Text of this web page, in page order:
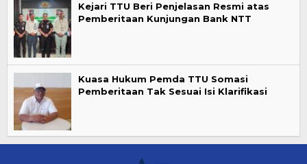
Kejari TTU Beri Penjelasan Resmi atas
Pemberitaan Kunjungan Bank NTT
Kuasa Hukum Pemda TTU Somasi
Pemberitaan Tak Sesuai Isi Klarifikasi